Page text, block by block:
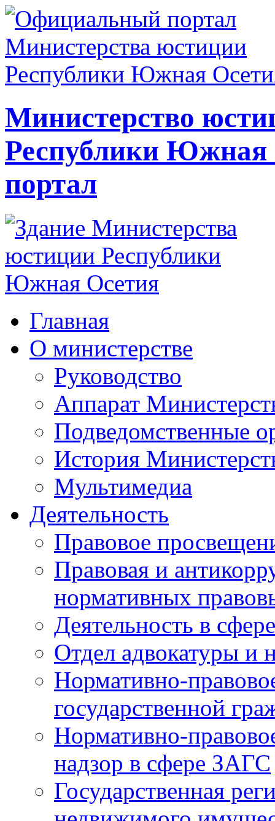
Министерство
Республики
портал
Главная
О министерстве
Руководство
Аппарат
Подведомственные
История
Мультимедиа
Деятельность
Правовое
Правовая и
нормативных
Деятельность в
Отдел адвокатуры и
Нормативно-
государственной
Нормативно-
надзор в сфере ЗАГС
Государственная